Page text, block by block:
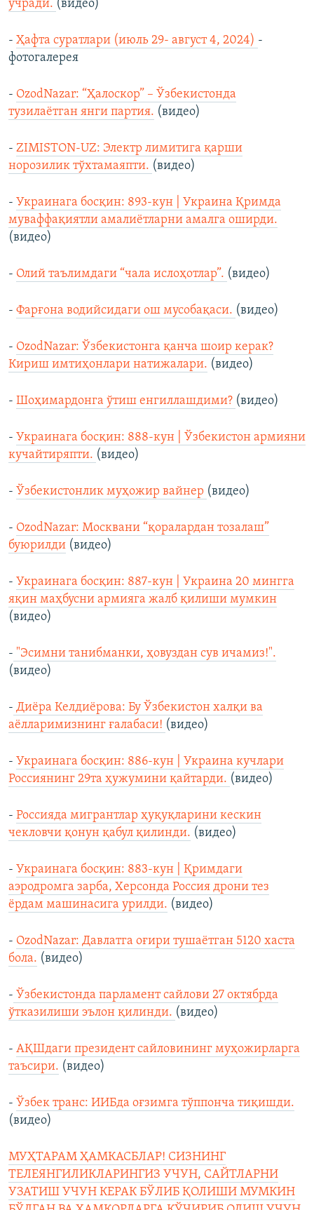
учради. (видео)
- Ҳафта суратлари (июль 29- август 4, 2024) -
фотогалерея
- OzodNazar: “Ҳалоскор” – Ўзбекистонда
тузилаётган янги партия. (видео)
- ZIMISTON-UZ: Электр лимитига қарши
норозилик тўхтамаяпти. (видео)
- Украинага босқин: 893-кун | Украина Қримда
муваффақиятли амалиётларни амалга оширди.
(видео)
- Олий таълимдаги “чала ислоҳотлар”. (видео)
- Фарғона водийсидаги ош мусобақаси. (видео)
- OzodNazar: Ўзбекистонга қанча шоир керак?
Кириш имтиҳонлари натижалари. (видео)
- Шоҳимардонга ўтиш енгиллашдими? (видео)
- Украинага босқин: 888-кун | Ўзбекистон армияни
кучайтиряпти. (видео)
- Ўзбекистонлик муҳожир вайнер (видео)
- OzodNazar: Москвани “қоралардан тозалаш”
буюрилди (видео)
- Украинага босқин: 887-кун | Украина 20 мингга
яқин маҳбусни армияга жалб қилиши мумкин
(видео)
- "Эсимни танибманки, ҳовуздан сув ичамиз!".
(видео)
- Диёра Келдиёрова: Бу Ўзбекистон халқи ва
аёлларимизнинг ғалабаси! (видео)
- Украинага босқин: 886-кун | Украина кучлари
Россиянинг 29та ҳужумини қайтарди. (видео)
- Россияда мигрантлар ҳуқуқларини кескин
чекловчи қонун қабул қилинди. (видео)
- Украинага босқин: 883-кун | Қримдаги
аэродромга зарба, Херсонда Россия дрони тез
ёрдам машинасига урилди. (видео)
- OzodNazar: Давлатга оғири тушаётган 5120 хаста
бола. (видео)
- Ўзбекистонда парламент сайлови 27 октябрда
ўтказилиши эълон қилинди. (видео)
- АҚШдаги президент сайловининг муҳожирларга
таъсири. (видео)
- Ўзбeк транс: ИИБда оғзимга тўппонча тиқишди.
(видео)
МУҲТАРАМ ҲАМКАСБЛАР! СИЗНИНГ
ТЕЛЕЯНГИЛИКЛАРИНГИЗ УЧУН, САЙТЛАРНИ
УЗАТИШ УЧУН КЕРАК БЎЛИБ ҚОЛИШИ МУМКИН